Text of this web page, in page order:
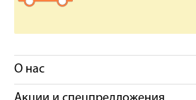
О нас